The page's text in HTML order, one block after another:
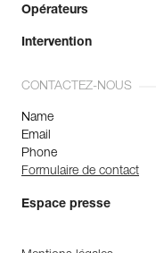
Opérateurs
Intervention
CONTACTEZ-NOUS
Name
Email
Phone
Formulaire de contact
Espace presse